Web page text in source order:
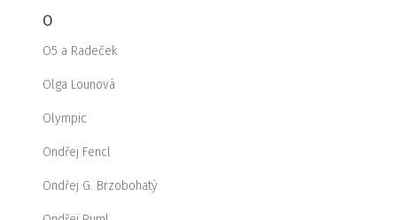
O
O5 a Radeček
Olga Lounová
Olympic
Ondřej Fencl
Ondřej G. Brzobohatý